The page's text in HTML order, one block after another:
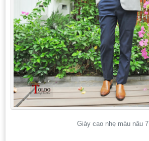
Giày cao nhẹ màu nâu 7